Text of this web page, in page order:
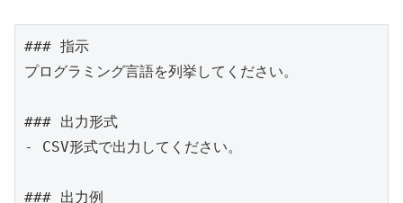
### 指示
プログラミング言語を列挙してください。
### 出力形式
- CSV形式で出力してください。
### 出力例